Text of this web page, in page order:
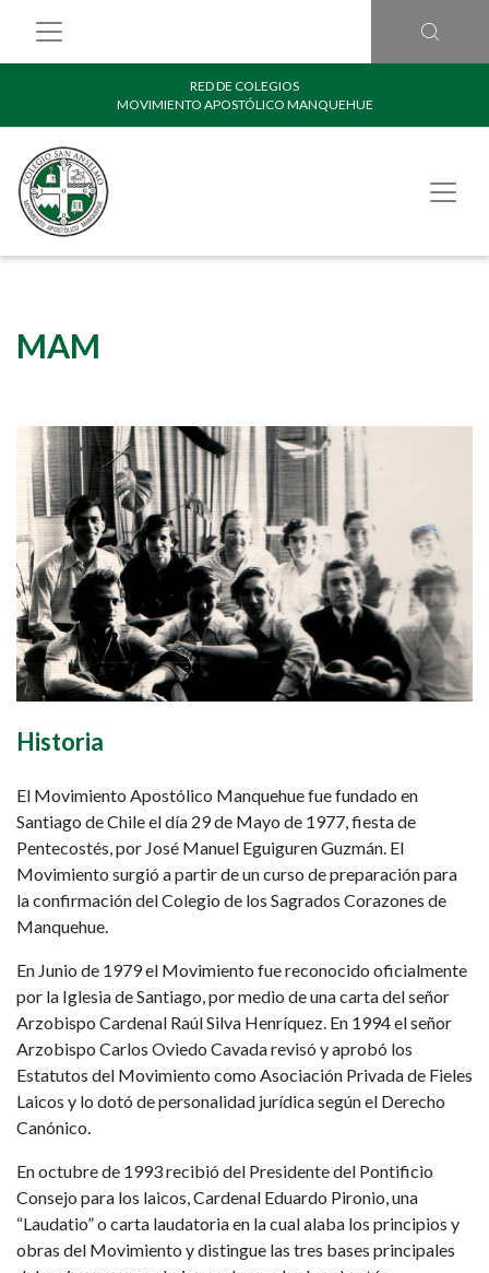
RED DE COLEGIOS
MOVIMIENTO APOSTÓLICO MANQUEHUE
MAM
Historia
El Movimiento Apostólico Manquehue fue fundado en
Santiago de Chile el día 29 de Mayo de 1977, fiesta de
Pentecostés, por José Manuel Eguiguren Guzmán. El
Movimiento surgió a partir de un curso de preparación para
la confirmación del Colegio de los Sagrados Corazones de
Manquehue.
En Junio de 1979 el Movimiento fue reconocido oficialmente
por la Iglesia de Santiago, por medio de una carta del señor
Arzobispo Cardenal Raúl Silva Henríquez. En 1994 el señor
Arzobispo Carlos Oviedo Cavada revisó y aprobó los
Estatutos del Movimiento como Asociación Privada de Fieles
Laicos y lo dotó de personalidad jurídica según el Derecho
Canónico.
En octubre de 1993 recibió del Presidente del Pontificio
Consejo para los laicos, Cardenal Eduardo Pironio, una
“Laudatio” o carta laudatoria en la cual alaba los principios y
obras del Movimiento y distingue las tres bases principales